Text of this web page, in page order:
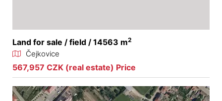
Land for sale / field / 14563 m2
Čejkovice
567,957 CZK (real estate) Price